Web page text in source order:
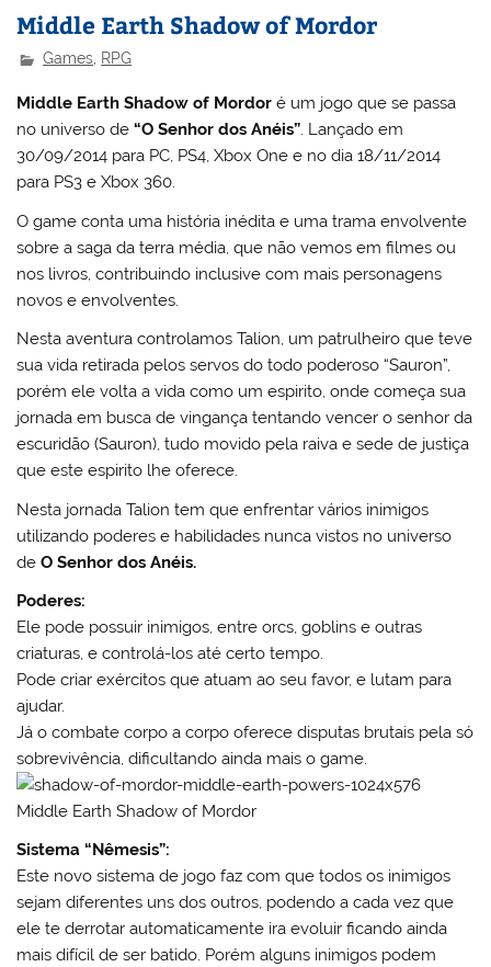
Middle Earth Shadow of Mordor
Games, RPG
Middle Earth Shadow of Mordor é um jogo que se passa
no universo de“O Senhor dos Anéis”. Lançado em
30/09/2014 para PC, PS4, Xbox One e no dia 18/11/2014
para PS3 e Xbox 360.
O game conta uma história inédita e uma trama envolvente
sobre a saga da terra média, que não vemos em filmes ou
nos livros, contribuindo inclusive com mais personagens
novos e envolventes.
Nesta aventura controlamos Talion, um patrulheiro que teve
sua vida retirada pelos servos do todo poderoso “Sauron”,
porém ele volta a vida como um espirito, onde começa sua
jornada em busca de vingança tentando vencer o senhor da
escuridão (Sauron), tudo movido pela raiva e sede de justiça
que este espirito lhe oferece.
Nesta jornada Talion tem que enfrentar vários inimigos
utilizando poderes e habilidades nunca vistos no universo
deO Senhor dos Anéis.
Poderes:
Ele pode possuir inimigos, entre orcs, goblins e outras
criaturas, e controlá-los até certo tempo.
Pode criar exércitos que atuam ao seu favor, e lutam para
ajudar.
Já o combate corpo a corpo oferece disputas brutais pela só
sobrevivência, dificultando ainda mais o game.
Sistema “Nêmesis”:
Este novo sistema de jogo faz com que todos os inimigos
sejam diferentes uns dos outros, podendo a cada vez que
ele te derrotar automaticamente ira evoluir ficando ainda
mais difícil de ser batido. Porém alguns inimigos podem